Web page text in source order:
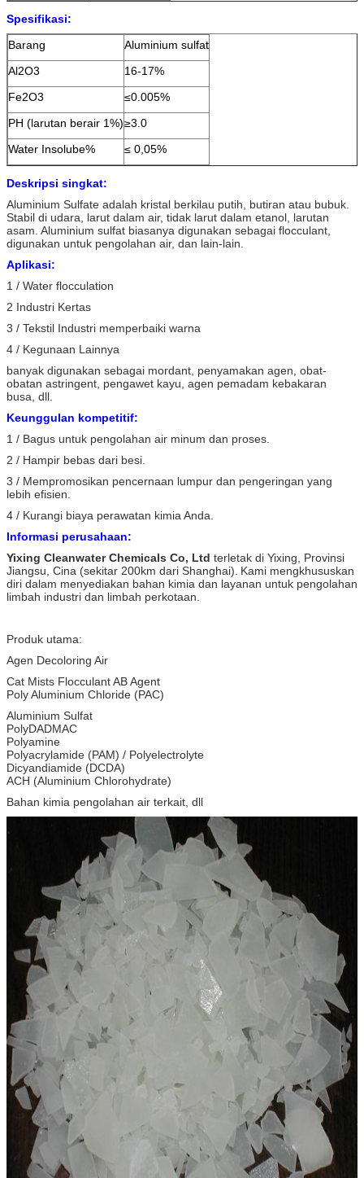
Spesifikasi:
Barang
Aluminium sulfat
Al2O3
16-17%
Fe2O3
≤0.005%
PH (larutan berair 1%)≥3.0
Water Insolube%
≤ 0,05%
Deskripsi singkat:
Aluminium Sulfate adalah kristal berkilau putih, butiran atau bubuk.
Stabil di udara, larut dalam air, tidak larut dalam etanol, larutan
asam. Aluminium sulfat biasanya digunakan sebagai flocculant,
digunakan untuk pengolahan air, dan lain-lain.
Aplikasi:
1 / Water flocculation
2 Industri Kertas
3 / Tekstil Industri memperbaiki warna
4 / Kegunaan Lainnya
banyak digunakan sebagai mordant, penyamakan agen, obat-
obatan astringent, pengawet kayu, agen pemadam kebakaran
busa, dll.
Keunggulan kompetitif:
1 / Bagus untuk pengolahan air minum dan proses.
2 / Hampir bebas dari besi.
3 / Mempromosikan pencernaan lumpur dan pengeringan yang
lebih efisien.
4 / Kurangi biaya perawatan kimia Anda.
Informasi perusahaan:
Yixing Cleanwater Chemicals Co, Ltd terletak di Yixing, Provinsi
Jiangsu, Cina (sekitar 200km dari Shanghai). Kami mengkhususkan
diri dalam menyediakan bahan kimia dan layanan untuk pengolahan
limbah industri dan limbah perkotaan.
Produk utama:
Agen Decoloring Air
Cat Mists Flocculant AB Agent
Poly Aluminium Chloride (PAC)
Aluminium Sulfat
PolyDADMAC
Polyamine
Polyacrylamide (PAM) / Polyelectrolyte
Dicyandiamide (DCDA)
ACH (Aluminium Chlorohydrate)
Bahan kimia pengolahan air terkait, dll